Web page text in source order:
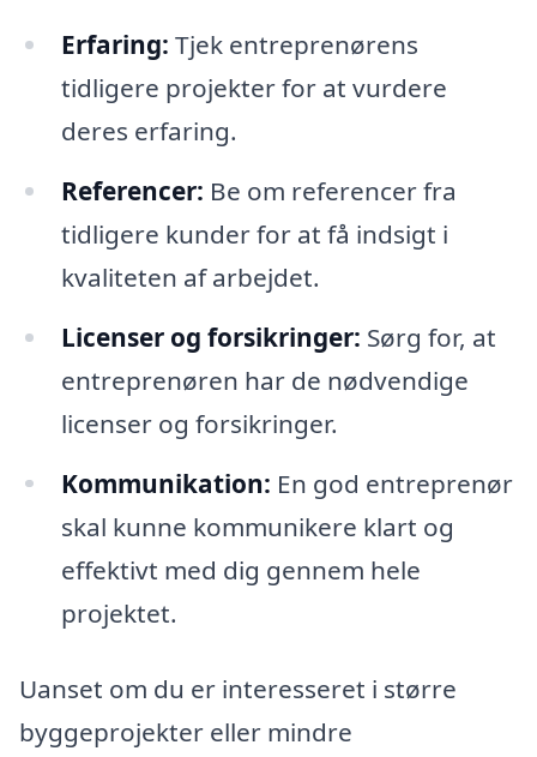
Erfaring: Tjek entreprenørens
tidligere projekter for at vurdere
deres erfaring.
Referencer: Be om referencer fra
tidligere kunder for at få indsigt i
kvaliteten af arbejdet.
Licenser og forsikringer: Sørg for, at
entreprenøren har de nødvendige
licenser og forsikringer.
Kommunikation: En god entreprenør
skal kunne kommunikere klart og
effektivt med dig gennem hele
projektet.
Uanset om du er interesseret i større
byggeprojekter eller mindre